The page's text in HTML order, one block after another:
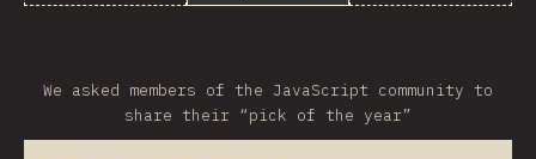
We asked members of the JavaScript community to
share their “pick of the year”